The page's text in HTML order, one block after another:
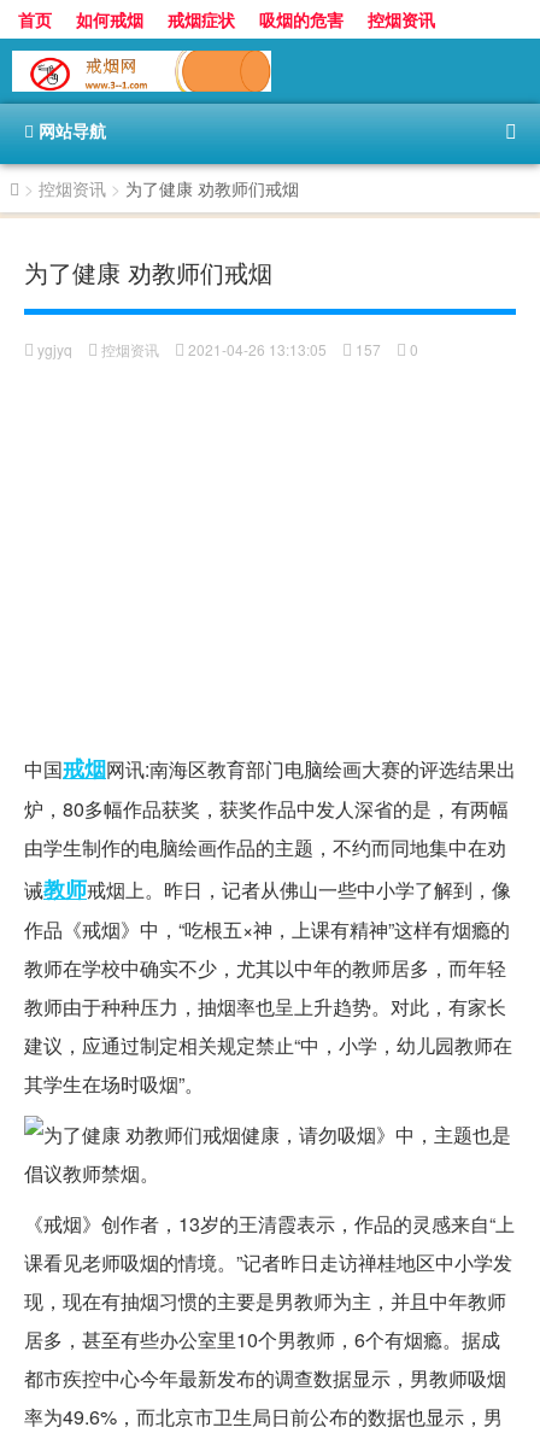
首页 如何戒烟 戒烟症状 吸烟的危害
控烟资讯
香烟的世界
香烟价格表
网站导航
> 控烟资讯 > 为了健康 劝教师们戒烟
为了健康 劝教师们戒烟
ygjyq 控烟资讯 2021-04-26 13:13:05 157 0
中国戒烟网讯:南海区教育部门电脑绘画大赛的评选结果出
炉，80多幅作品获奖，获奖作品中发人深省的是，有两幅
由学生制作的电脑绘画作品的主题，不约而同地集中在劝
诫教师戒烟上。昨日，记者从佛山一些中小学了解到，像
作品《戒烟》中，“吃根五×神，上课有精神”这样有烟瘾的
教师在学校中确实不少，尤其以中年的教师居多，而年轻
教师由于种种压力，抽烟率也呈上升趋势。对此，有家长
建议，应通过制定相关规定禁止“中，小学，幼儿园教师在
其学生在场时吸烟”。
健康，请勿吸烟》中，主题也是
倡议教师禁烟。
《戒烟》创作者，13岁的王清霞表示，作品的灵感来自“上
课看见老师吸烟的情境。”记者昨日走访禅桂地区中小学发
现，现在有抽烟习惯的主要是男教师为主，并且中年教师
居多，甚至有些办公室里10个男教师，6个有烟瘾。据成
都市疾控中心今年最新发布的调查数据显示，男教师吸烟
率为49.6%，而北京市卫生局日前公布的数据也显示，男